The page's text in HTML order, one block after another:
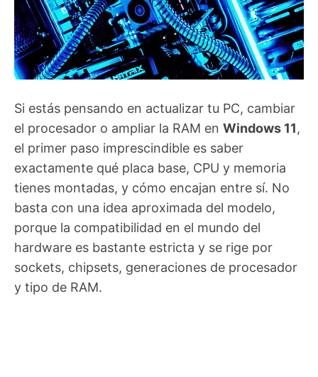
Si estás pensando en actualizar tu PC, cambiar
el procesador o ampliar la RAM en Windows 11,
el primer paso imprescindible es saber
exactamente qué placa base, CPU y memoria
tienes montadas, y cómo encajan entre sí. No
basta con una idea aproximada del modelo,
porque la compatibilidad en el mundo del
hardware es bastante estricta y se rige por
sockets, chipsets, generaciones de procesador
y tipo de RAM.